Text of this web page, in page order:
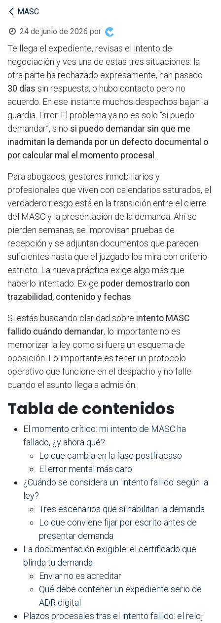
MASC
24 de junio de 2026 por
Te llega el expediente, revisas el intento de
negociación y ves una de estas tres situaciones: la
otra parte ha rechazado expresamente, han pasado
30 días sin respuesta, o hubo contacto pero no
acuerdo. En ese instante muchos despachos bajan la
guardia. Error. El problema ya no es solo “si puedo
demandar”, sino si puedo demandar sin que me
inadmitan la demanda por un defecto documental o
por calcular mal el momento procesal .
Para abogados, gestores inmobiliarios y
profesionales que viven con calendarios saturados, el
verdadero riesgo está en la transición entre el cierre
del MASC y la presentación de la demanda. Ahí se
pierden semanas, se improvisan pruebas de
recepción y se adjuntan documentos que parecen
suficientes hasta que el juzgado los mira con criterio
estricto. La nueva práctica exige algo más que
haberlo intentado. Exige poder demostrarlo con
trazabilidad, contenido y fechas.
Si estás buscando claridad sobre intento MASC
fallido cuándo demandar, lo importante no es
memorizar la ley como si fuera un esquema de
oposición. Lo importante es tener un protocolo
operativo que funcione en el despacho y no falle
cuando el asunto llega a admisión.
Tabla de contenidos
El momento crítico: mi intento de MASC ha
fallado, ¿y ahora qué?
Lo que cambia en la fase postfracaso
El error mental más caro
¿Cuándo se considera un 'intento fallido' según la
ley?
Tres escenarios que sí habilitan la demanda
Lo que conviene fijar por escrito antes de
presentar demanda
La documentación exigible: el certificado que
blinda tu demanda
Enviar no es acreditar
Qué debe contener un expediente serio de
ADR digital
Plazos procesales tras el intento fallido: el reloj